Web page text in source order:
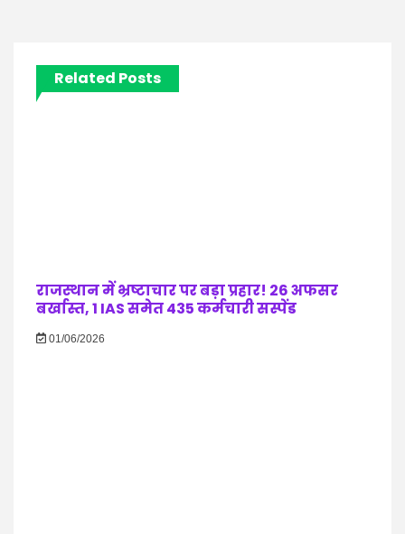
Related Posts
राजस्थान में भ्रष्टाचार पर बड़ा प्रहार! 26 अफसर
बर्खास्त, 1 IAS समेत 435 कर्मचारी सस्पेंड
01/06/2026